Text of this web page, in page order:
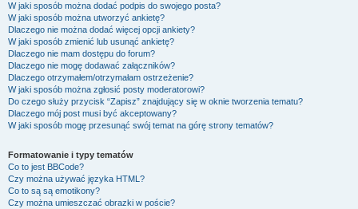
W jaki sposób można dodać podpis do swojego posta?
W jaki sposób można utworzyć ankietę?
Dlaczego nie można dodać więcej opcji ankiety?
W jaki sposób zmienić lub usunąć ankietę?
Dlaczego nie mam dostępu do forum?
Dlaczego nie mogę dodawać załączników?
Dlaczego otrzymałem/otrzymałam ostrzeżenie?
W jaki sposób można zgłosić posty moderatorowi?
Do czego służy przycisk “Zapisz” znajdujący się w oknie tworzenia tematu?
Dlaczego mój post musi być akceptowany?
W jaki sposób mogę przesunąć swój temat na górę strony tematów?
Formatowanie i typy tematów
Co to jest BBCode?
Czy można używać języka HTML?
Co to są są emotikony?
Czy można umieszczać obrazki w poście?